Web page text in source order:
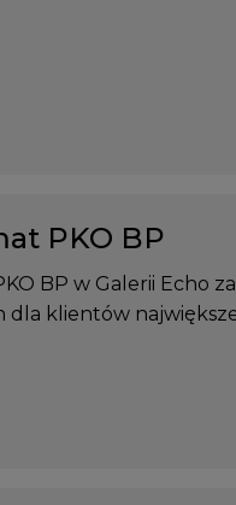
PKO BP
BP w Galerii Echo
dla klientów